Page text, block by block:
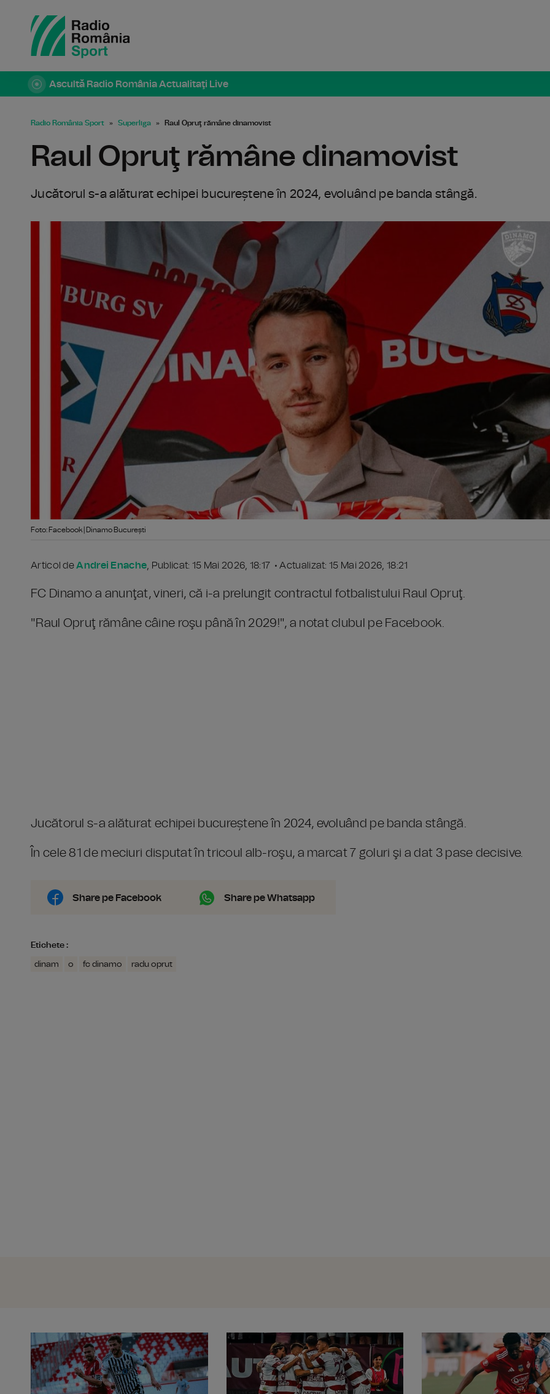
Ascultă Radio România Actualitaţi Live
Radio România Sport Superliga Raul Opruţ rămâne dinamovist
Raul Opruţ rămâne dinamovist
Jucătorul s-a alăturat echipei bucureștene în 2024, evoluând pe banda stângă.
Foto: Facebook | Dinamo București
Articol deAndrei Enache, Publicat: 15 Mai 2026, 18:17 • Actualizat: 15 Mai 2026, 18:21
FC Dinamo a anunţat, vineri, că i-a prelungit contractul fotbalistului Raul Opruţ.
"Raul Opruţ rămâne câine roşu până în 2029!", a notat clubul pe Facebook.
Jucătorul s-a alăturat echipei bucureștene în 2024, evoluând pe banda stângă.
În cele 81 de meciuri disputat în tricoul alb-roşu, a marcat 7 goluri şi a dat 3 pase decisive.
Share pe Facebook Share pe Whatsapp
Etichete :
dinam o fc dinamo radu oprut
SuperLiga, etapa 3: Universitatea